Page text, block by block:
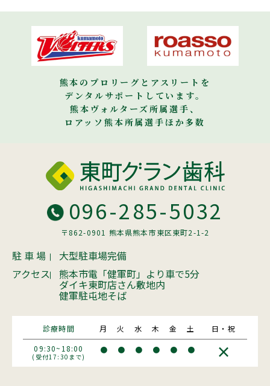
熊本のプロリーグとアスリートを
デンタルサポートしています。
熊本ヴォルターズ所属選手、
ロアッソ熊本所属選手ほか多数
096-285-5032
〒862-0901 熊本県熊本市東区東町2-1-2
駐 車 場
大型駐車場完備
アクセス
熊本市電「健軍町」より車で5分
ダイキ東町店さん敷地内
健軍駐屯地そば
診療時間 月 火 水 木 金 土
日・祝
09:30~18:00
(受付17:30まで)
● ● ● ● ● ● ×